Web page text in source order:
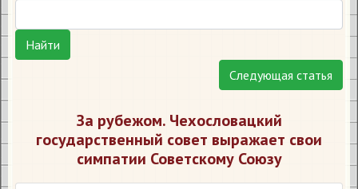
Найти
Следующая статья
За рубежом. Чехословацкий
государственный совет выражает свои
симпатии Советскому Союзу